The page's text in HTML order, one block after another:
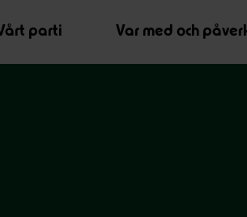
parti Var med och